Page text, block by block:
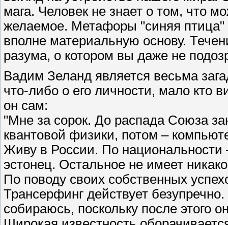
мага. Человек не знает о том, что
желаемое. Метафоры "синяя
вполне материальную основу.
разума, о котором вы даже не
Вадим Зеланд является весьма
что-либо о его личности, мало кто
он сам:
"Мне за сорок. До распада Союза
квантовой физики, потом –
Живу в России. По национальности
эстонец. Остальное не имеет
По поводу своих собственных
Трансерфинг действует
собираюсь, поскольку после этого